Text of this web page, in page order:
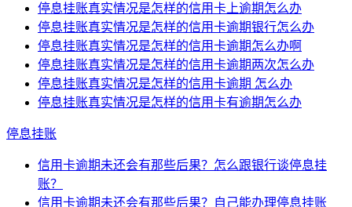
停息挂账真实情况是怎样的信用卡上逾期怎么办
停息挂账真实情况是怎样的信用卡逾期银行怎么办
停息挂账真实情况是怎样的信用卡逾期怎么办啊
停息挂账真实情况是怎样的信用卡逾期两次怎么办
停息挂账真实情况是怎样的信用卡逾期 怎么办
停息挂账真实情况是怎样的信用卡有逾期怎么办
停息挂账
信用卡逾期未还会有那些后果？怎么跟银行谈停息挂
账？
信用卡逾期未还会有那些后果？自己能办理停息挂账